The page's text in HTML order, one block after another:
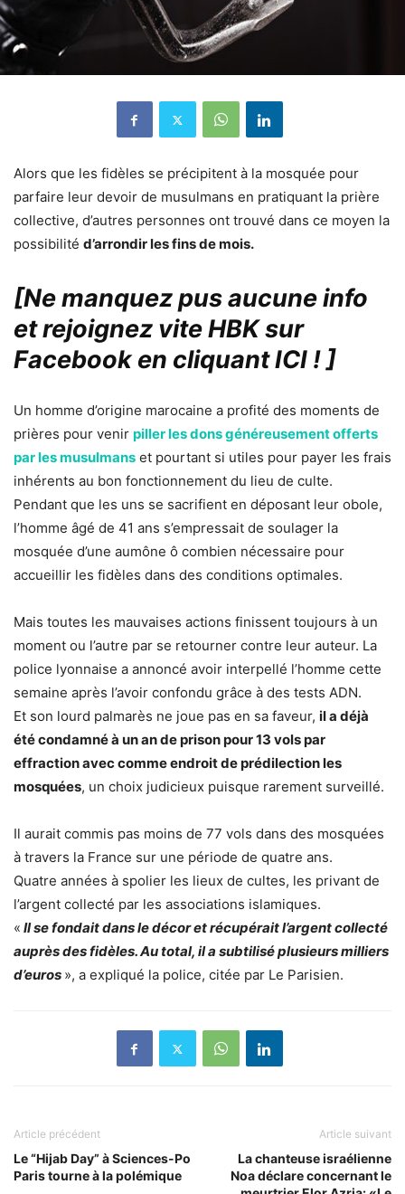
Alors que les fidèles se précipitent à la mosquée pour
parfaire leur devoir de musulmans en pratiquant la prière
collective, d’autres personnes ont trouvé dans ce moyen la
possibilité d’arrondir les fins de mois.
[Ne manquez pus aucune info
et rejoignez vite HBK sur
Facebook en cliquant ICI !]
Un homme d’origine marocaine a profité des moments de
prières pour venir piller les dons généreusement offerts
par les musulmans et pourtant si utiles pour payer les frais
inhérents au bon fonctionnement du lieu de culte.
Pendant que les uns se sacrifient en déposant leur obole,
l’homme âgé de 41 ans s’empressait de soulager la
mosquée d’une aumône ô combien nécessaire pour
accueillir les fidèles dans des conditions optimales.
Mais toutes les mauvaises actions finissent toujours à un
moment ou l’autre par se retourner contre leur auteur. La
police lyonnaise a annoncé avoir interpellé l’homme cette
semaine après l’avoir confondu grâce à des tests ADN.
Et son lourd palmarès ne joue pas en sa faveur, il a déjà
été condamné à un an de prison pour 13 vols par
effraction avec comme endroit de prédilection les
mosquées, un choix judicieux puisque rarement surveillé.
Il aurait commis pas moins de 77 vols dans des mosquées
à travers la France sur une période de quatre ans.
Quatre années à spolier les lieux de cultes, les privant de
l’argent collecté par les associations islamiques.
« Il se fondait dans le décor et récupérait l’argent collecté
auprès des fidèles. Au total, il a subtilisé plusieurs milliers
d’euros », a expliqué la police, citée par Le Parisien.
Article précédent
Le “Hijab Day” à Sciences-Po
Paris tourne à la polémique
Article suivant
La chanteuse israélienne
Noa déclare concernant le